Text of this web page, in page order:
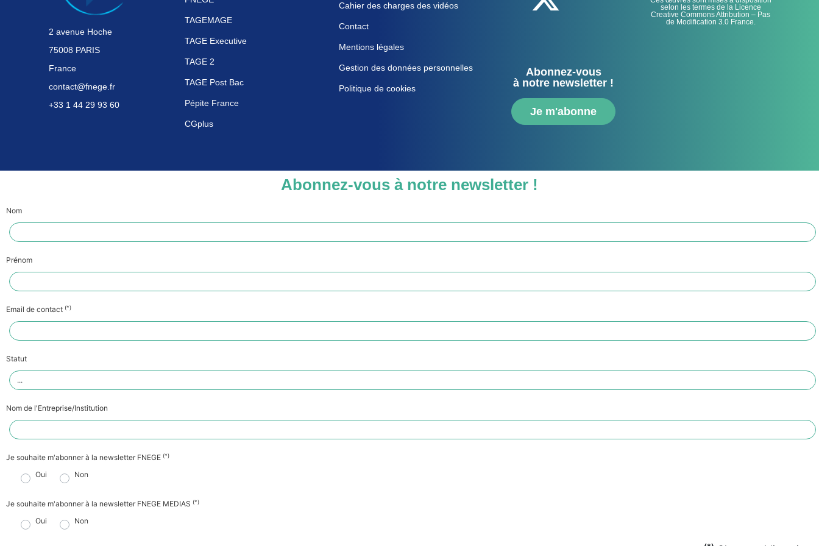
2 avenue Hoche
75008 PARIS
France
contact@fnege.fr
+33 1 44 29 93 60
TAGEMAGE
TAGE Executive
TAGE 2
TAGE Post Bac
Pépite France
CGplus
Cahier des charges des vidéos
Contact
Mentions légales
Gestion des données personnelles
Politique de cookies
Abonnez-vous
à notre newsletter !
Je m'abonne
selon les termes de la Licence
Creative Commons Attribution – Pas
de Modification 3.0 France.
Abonnez-vous à notre newsletter !
Nom
Prénom
Email de contact (*)
Statut
Nom de l'Entreprise/Institution
Je souhaite m'abonner à la newsletter FNEGE (*)
Oui Non
Je souhaite m'abonner à la newsletter FNEGE MEDIAS (*)
Oui Non